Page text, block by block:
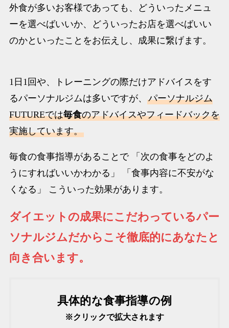
外食が多いお客様であっても、どういったメニュ
ーを選べばいいか、どういったお店を選べばいい
のかといったことをお伝えし、成果に繋げます。
1日1回や、トレーニングの際だけアドバイスをす
るパーソナルジムは多いですが、 パーソナルジム
FUTUREでは毎食のアドバイスやフィードバックを
実施しています。
毎食の食事指導があることで 「次の食事をどのよ
うにすればいいかわかる」 「食事内容に不安がな
くなる」 こういった効果があります。
ダイエットの成果にこだわっているパー
ソナルジムだからこそ徹底的にあなたと
向き合います。
具体的な食事指導の例
※クリックで拡大されます